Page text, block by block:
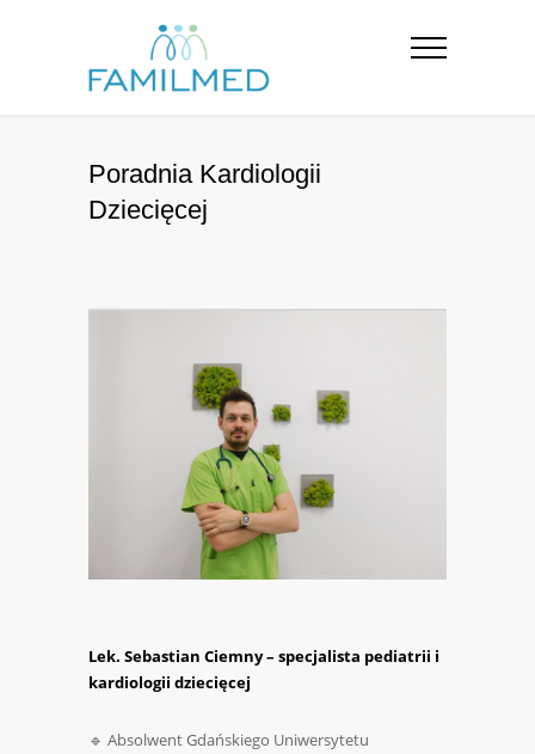
Poradnia Kardiologii
Dziecięcej
Lek. Sebastian Ciemny – specjalista pediatrii i
kardiologii dziecięcej
🔹 Absolwent Gdańskiego Uniwersytetu